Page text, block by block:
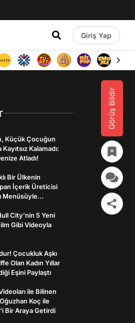
Giriş Yap
Görüş Bildir
Küçük Çocuğun
Kalamadı:
Atladı!
Bir Ülkenin
İçerik Üreticisi
Menüsüyle
City’nin 5 Yeni
Gibi Videoyla
Çocukluk Aşkı
Olan Kadın Yıllar
Eşini Paylaştı
ile Bilinen
Koç ile
Bir Araya Getirdi